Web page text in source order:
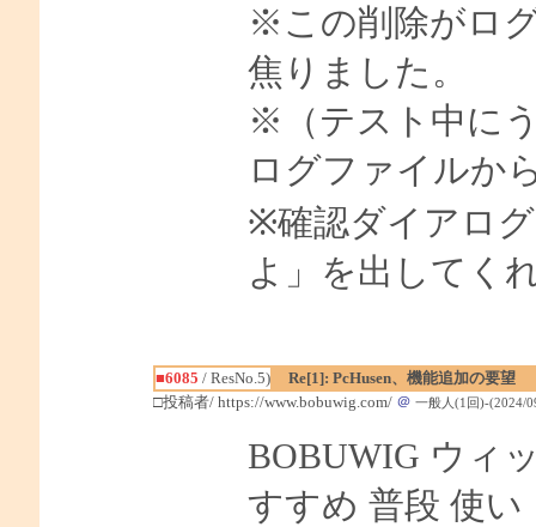
※この削除がロ
焦りました。
※（テスト中に
ログファイルか
※確認ダイアロ
よ」を出してく
■6085 / ResNo.5)
Re[1]: PcHusen、機能追加の要望
□投稿者/ https://www.bobuwig.com/ ＠ 一般人(1回)-(2024/
BOBUWIG ウィ
すすめ 普段 使い